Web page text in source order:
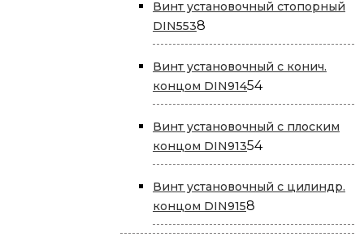
Винт установочный стопорный
DIN5538
товаров
Винт установочный с конич.
концом DIN9145454
товара
Винт установочный с плоским
концом DIN9135454
товара
Винт установочный с цилиндр.
концом DIN9158
товаров